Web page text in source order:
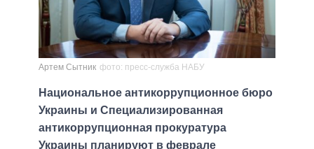
Артем Сытник фото: пресс-служба НАБУ
Национальное антикоррупционное бюро
Украины и Специализированная
антикоррупционная прокуратура
Украины планируют в феврале